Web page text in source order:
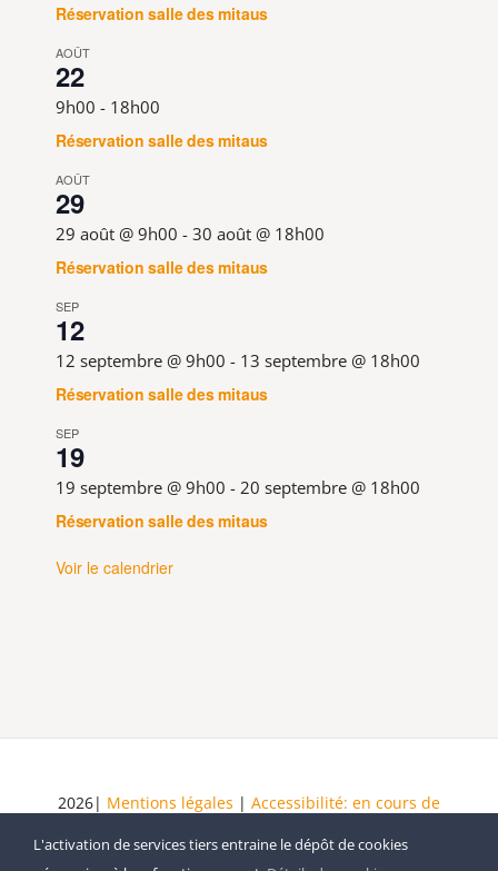
Réservation salle des mitaus
AOÛT
22
9h00 - 18h00
Réservation salle des mitaus
AOÛT
29
29 août @ 9h00 - 30 août @ 18h00
Réservation salle des mitaus
SEP
12
12 septembre @ 9h00 - 13 septembre @ 18h00
Réservation salle des mitaus
SEP
19
19 septembre @ 9h00 - 20 septembre @ 18h00
Réservation salle des mitaus
Voir le calendrier
2026| Mentions légales | Accessibilité: en cours de
en accessibilité
| Tous droits réservés
L'activation de services tiers entraine le dépôt de cookies